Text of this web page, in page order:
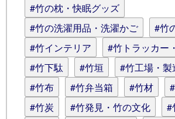
#竹の枕・快眠グッズ
#竹の洗濯用品・洗濯かご
#竹
#竹インテリア
#竹トラッカー
#竹下駄
#竹垣
#竹工場・製
#竹布
#竹弁当箱 #竹材
#竹炭
#竹発見・竹の文化
#